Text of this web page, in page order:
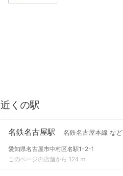
近くの駅
名鉄名古屋駅 名鉄名古屋本線 など
愛知県名古屋市中村区名駅1-2-1
このページの店舗から 124 m